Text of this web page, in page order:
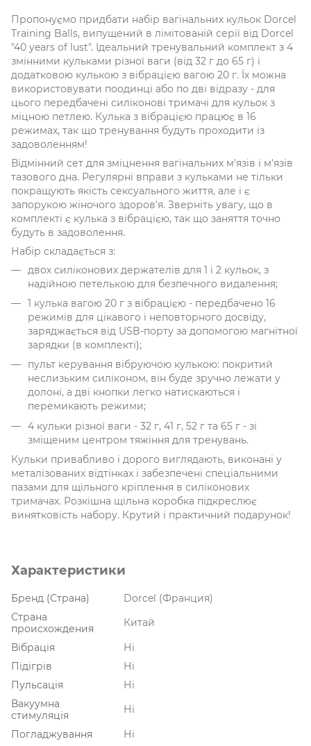
Пропонуємо придбати набір вагінальних кульок Dorcel
Training Balls, випущений в лімітованій серії від Dorcel
"40 years of lust". Ідеальний тренувальний комплект з 4
змінними кульками різної ваги (від 32 г до 65 г) і
додатковою кулькою з вібрацією вагою 20 г. Їх можна
використовувати поодинці або по дві відразу - для
цього передбачені силіконові тримачі для кульок з
міцною петлею. Кулька з вібрацією працює в 16
режимах, так що тренування будуть проходити із
задоволенням!
Відмінний сет для зміцнення вагінальних м'язів і м'язів
тазового дна. Регулярні вправи з кульками не тільки
покращують якість сексуального життя, але і є
запорукою жіночого здоров'я. Зверніть увагу, що в
комплекті є кулька з вібрацією, так що заняття точно
будуть в задоволення.
Набір складається з:
двох силіконових держателів для 1 і 2 кульок, з
надійною петелькою для безпечного видалення;
1 кулька вагою 20 г з вібрацією - передбачено 16
режимів для цікавого і неповторного досвіду,
заряджається від USB-порту за допомогою магнітної
зарядки (в комплекті);
пульт керування вібруючою кулькою: покритий
неслизьким силіконом, він буде зручно лежати у
долоні, а дві кнопки легко натискаються і
перемикають режими;
4 кульки різної ваги - 32 г, 41 г, 52 г та 65 г - зі
зміщеним центром тяжіння для тренувань.
Кульки привабливо і дорого виглядають, виконані у
металізованих відтінках і забезпечені спеціальними
пазами для щільного кріплення в силіконових
тримачах. Розкішна щільна коробка підкреслює
винятковість набору. Крутий і практичний подарунок!
Характеристики
Бренд (Страна)
Dorcel (Франция)
Страна
происхождения
Китай
Вібрація
Ні
Підігрів
Ні
Пульсація
Ні
Вакуумна
стимуляція
Ні
Погладжування
Ні